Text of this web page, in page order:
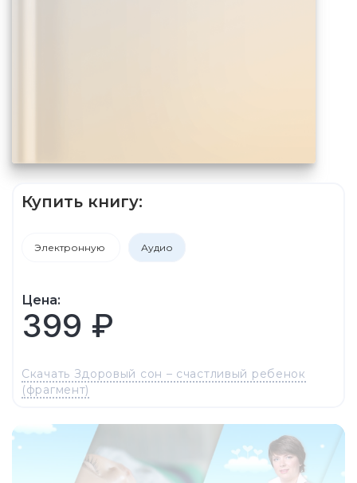
Купить книгу:
Электронную Аудио
Цена:
399 ₽
Скачать Здоровый сон – счастливый ребенок
(фрагмент)